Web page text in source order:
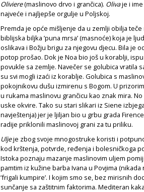
Oliviere(maslinovo drvo i grančica). Olivaje i ime
najveće i najljepše orgulje u Poljskoj.
Premda je opće mišljenje da u zemlji obilja
biblijska biljka ’puna mrsa’ (masnoće) koja je
oslikava i Božju brigu za njegovu djecu. Bila je
potop prošao. Dok je Noa bio još u korablji,
povukle sa zemlje. Navečer se golubica vratila
su svi mogli izaći iz korablje. Golubica s
pokojnikovu dušu izmirenu s Bogom. U
u rukama maslinovu grančicu kao znak mira.
uske okvire. Tako su stari slikari iz Siene
navještenja) jer je ljiljan bio u grbu grada
radije priklonili maslinovoj grani za tu priliku.
Uljeje zbog svoje mnogostruke koristi i
kod krštenja, potvrde, ređenja i bolesničkoga
Istoka poznaju mazanje maslinovim uljem
pamtim iz kužine barba Ivana u Povjima
’frigali kumpire’. I kojim smo se, bez mirisnih
sunčanje sa zaštitnim faktorima. Mediteran